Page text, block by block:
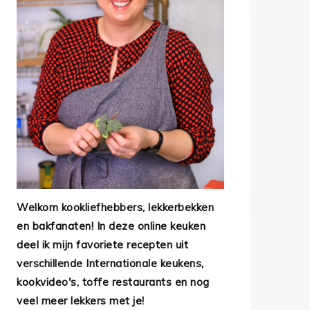
Welkom kookliefhebbers, lekkerbekken
en bakfanaten! In deze online keuken
deel ik mijn favoriete recepten uit
verschillende Internationale keukens,
kookvideo's, toffe restaurants en nog
veel meer lekkers met je!